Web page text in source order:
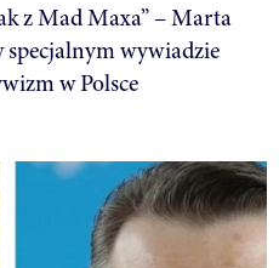
z Mad Maxa” – Marta
specjalnym wywiadzie
w Polsce